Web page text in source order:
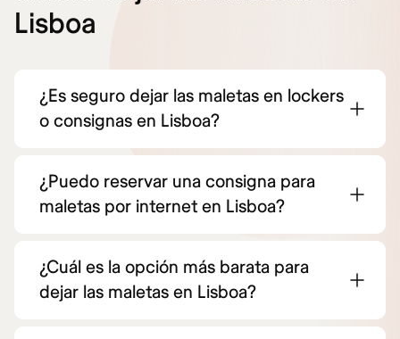
Lisboa
¿Es seguro dejar las maletas en lockers
o consignas en Lisboa?
¿Puedo reservar una consigna para
maletas por internet en Lisboa?
¿Cuál es la opción más barata para
dejar las maletas en Lisboa?